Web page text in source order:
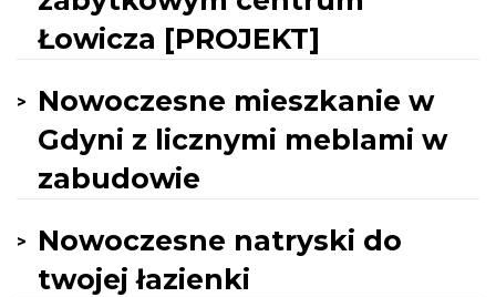
Łowicza [PROJEKT]
Nowoczesne mieszkanie w
Gdyni z licznymi meblami w
zabudowie
Nowoczesne natryski do
twojej łazienki